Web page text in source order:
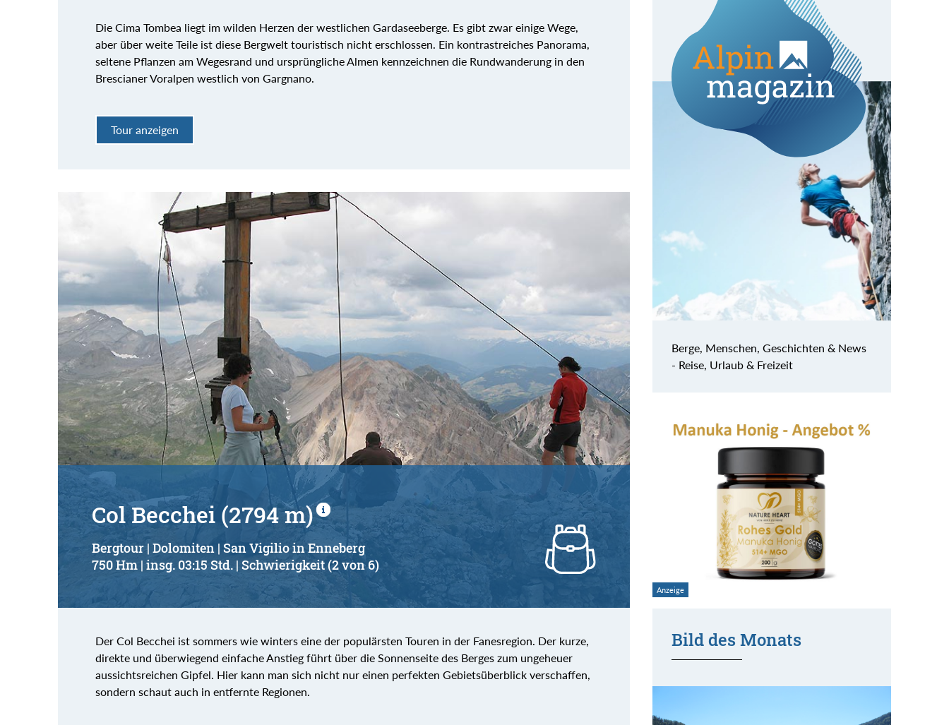
Die Cima Tombea liegt im wilden Herzen der westlichen Gardaseeberge. Es gibt zwar einige Wege,
aber über weite Teile ist diese Bergwelt touristisch nicht erschlossen. Ein kontrastreiches Panorama,
seltene Pflanzen am Wegesrand und ursprüngliche Almen kennzeichnen die Rundwanderung in den
Brescianer Voralpen westlich von Gargnano.
Tour anzeigen
Col Becchei (2794 m)
Bergtour | Dolomiten | San Vigilio in Enneberg
750 Hm | insg. 03:15 Std. | Schwierigkeit (2 von 6)
Der Col Becchei ist sommers wie winters eine der populärsten Touren in der Fanesregion. Der kurze,
direkte und überwiegend einfache Anstieg führt über die Sonnenseite des Berges zum ungeheuer
aussichtsreichen Gipfel. Hier kann man sich nicht nur einen perfekten Gebietsüberblick verschaffen,
sondern schaut auch in entfernte Regionen.
Berge, Menschen, Geschichten & News
- Reise, Urlaub & Freizeit
Bild des Monats